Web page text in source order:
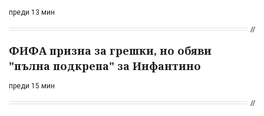
преди 13 мин
ФИФА призна за грешки, но обяви
"пълна подкрепа" за Инфантино
преди 15 мин